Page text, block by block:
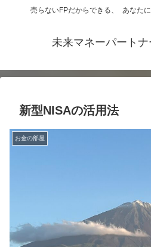
売らないFPだからできる、 あなたに
未来マネーパート
新型NISAの活用法
お金の部屋